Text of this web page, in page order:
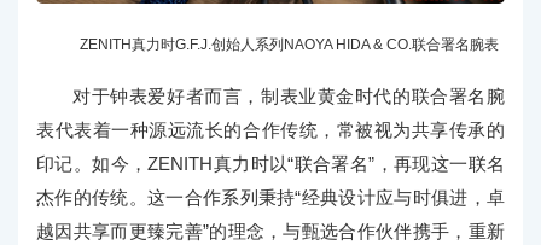
ZENITH真力时G.F.J.创始人系列NAOYA HIDA & CO.联合署名腕表
对于钟表爱好者而言，制表业黄金时代的联合署名腕
表代表着一种源远流长的合作传统，常被视为共享传承的
印记。如今，ZENITH真力时以“联合署名”，再现这一联名
杰作的传统。这一合作系列秉持“经典设计应与时俱进，卓
越因共享而更臻完善”的理念，与甄选合作伙伴携手，重新